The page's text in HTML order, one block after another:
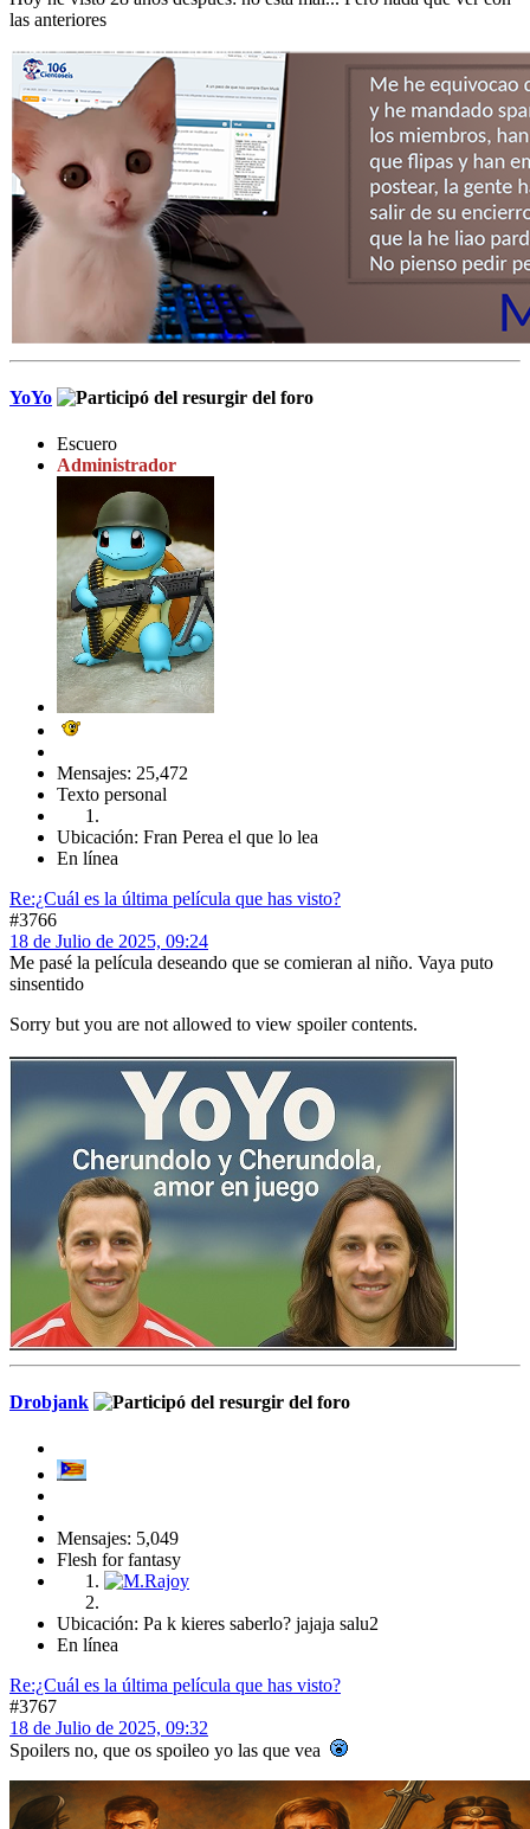
las anteriores
YoYo
Escuero
Administrador
Mensajes: 25,472
Texto personal
Ubicación: Fran Perea el que lo lea
En línea
Re:¿Cuál es la última película que has visto?
#3766
18 de Julio de 2025, 09:24
Me pasé la película deseando que se comieran al niño. Vaya puto
sinsentido
Sorry but you are not allowed to view spoiler contents.
Drobjank
Mensajes: 5,049
Flesh for fantasy
Ubicación: Pa k kieres saberlo? jajaja salu2
En línea
Re:¿Cuál es la última película que has visto?
#3767
18 de Julio de 2025, 09:32
Spoilers no, que os spoileo yo las que vea